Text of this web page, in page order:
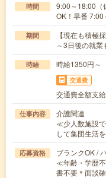
時間
9:00～18:00（
OK！早番
期間
【現在も積極
～3日後の就業
時給 時給1350円
交通費
交通費全額支給
仕事内容
介護関連
≪少人数施設
して集団生活
応募資格
ブランクOK /
≪年齢・学歴
書不要＊面談